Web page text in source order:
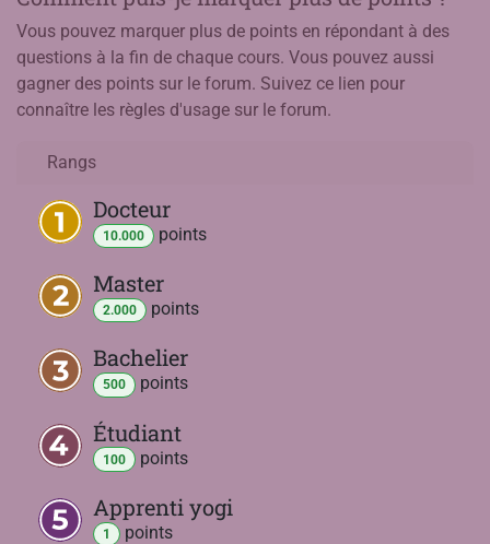
Vous pouvez marquer plus de points en répondant à des
questions à la fin de chaque cours. Vous pouvez aussi
gagner des points sur le forum. Suivez ce lien pour
connaître les règles d'usage sur le forum.
Rangs
Docteur
10.000 points
Master
2.000 points
Bachelier
500 points
Étudiant
100 points
Apprenti yogi
1 points